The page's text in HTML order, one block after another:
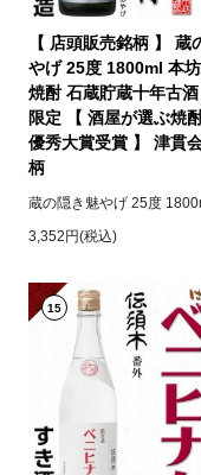
【 店頭販売銘柄 】 蔵
やげ 25度 1800ml 本
焼酎 石蔵貯蔵十年古
限定 【 酒屋が選ぶ焼
優秀大賞受賞 】 津貫
柄
蔵の隠き魅やげ 25度
3,352円(税込)
15